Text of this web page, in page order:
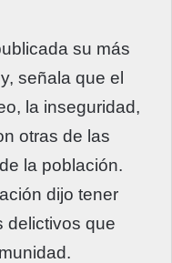
su más
señala que el
la inseguridad,
otras de las
la población.
dijo tener
delictivos que